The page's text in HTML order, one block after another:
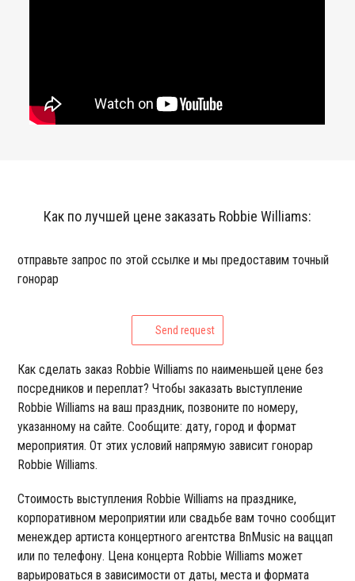
Как по лучшей цене заказать Robbie Williams:
отправьте запрос по этой ссылке и мы предоставим точный
гонорар
Send request
Как сделать заказ Robbie Williams по наименьшей цене без
посредников и переплат? Чтобы заказать выступление
Robbie Williams на ваш праздник, позвоните по номеру,
указанному на сайте. Сообщите: дату, город и формат
мероприятия. От этих условий напрямую зависит гонорар
Robbie Williams.
Стоимость выступления Robbie Williams на празднике,
корпоративном мероприятии или свадьбе вам точно сообщит
менеждер артиста концертного агентства BnMusic на ваццап
или по телефону. Цена концерта Robbie Williams может
варьироваться в зависимости от даты, места и формата